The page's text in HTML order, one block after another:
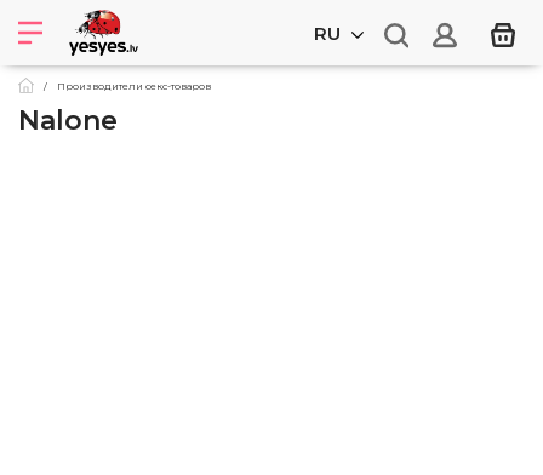
RU
Производители секс-товаров
Nalone